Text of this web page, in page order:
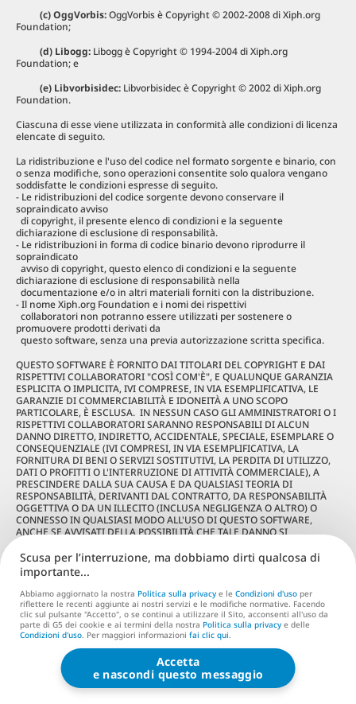
(с) OggVorbis:OggVorbis è Copyright © 2002-2008 di Xiph.org
Foundation;
(d) Libogg: Libogg è Copyright © 1994-2004 di Xiph.org
Foundation; e
(e) Libvorbisidec: Libvorbisidec è Copyright © 2002 di Xiph.org
Foundation.
Ciascuna di esse viene utilizzata in conformità alle condizioni di licenza
elencate di seguito.
La ridistribuzione e l'uso del codice nel formato sorgente e binario, con
o senza modifiche, sono operazioni consentite solo qualora vengano
soddisfatte le condizioni espresse di seguito.
- Le ridistribuzioni del codice sorgente devono conservare il
sopraindicato avviso
di copyright, il presente elenco di condizioni e la seguente
dichiarazione di esclusione di responsabilità.
- Le ridistribuzioni in forma di codice binario devono riprodurre il
sopraindicato
avviso di copyright, questo elenco di condizioni e la seguente
dichiarazione di esclusione di responsabilità nella
documentazione e/o in altri materiali forniti con la distribuzione.
- Il nome Xiph.org Foundation e i nomi dei rispettivi
collaboratori non potranno essere utilizzati per sostenere o
promuovere prodotti derivati ​​da
questo software, senza una previa autorizzazione scritta specifica.
QUESTO SOFTWARE È FORNITO DAI TITOLARI DEL COPYRIGHT E DAI
RISPETTIVI COLLABORATORI "COSÌ COM'È", E QUALUNQUE GARANZIA
ESPLICITA O IMPLICITA, IVI COMPRESE, IN VIA ESEMPLIFICATIVA, LE
GARANZIE DI COMMERCIABILITÀ E IDONEITÀ A UNO SCOPO
PARTICOLARE, È ESCLUSA. IN NESSUN CASO GLI AMMINISTRATORI O I
RISPETTIVI COLLABORATORI SARANNO RESPONSABILI DI ALCUN
DANNO DIRETTO, INDIRETTO, ACCIDENTALE, SPECIALE, ESEMPLARE O
CONSEQUENZIALE (IVI COMPRESI, IN VIA ESEMPLIFICATIVA, LA
FORNITURA DI BENI O SERVIZI SOSTITUTIVI, LA PERDITA DI UTILIZZO,
DATI O PROFITTI O L'INTERRUZIONE DI ATTIVITÀ COMMERCIALE), A
PRESCINDERE DALLA SUA CAUSA E DA QUALSIASI TEORIA DI
RESPONSABILITÀ, DERIVANTI DAL CONTRATTO, DA RESPONSABILITÀ
OGGETTIVA O DA UN ILLECITO (INCLUSA NEGLIGENZA O ALTRO) O
CONNESSO IN QUALSIASI MODO ALL'USO DI QUESTO SOFTWARE,
ANCHE SE AVVISATI DELLA POSSIBILITÀ CHE TALE DANNO SI
8. TinyXML e TinyXML2:
TinyXML è stato creato e viene mantenuto
da Lee Thomason, Yves Berquin, e Andrew Ellerton. TinyXML2 è stato
creato da Lee Thomason. Ognuno di essi è soggetto ai seguenti
termini:
Questo software viene fornito "così com'è", senza alcuna garanzia
espressa o implicita. In nessun caso gli autori saranno ritenuti
responsabili per eventuali danni derivanti dall'uso di questo software.
Con la presente si concede a chiunque l'autorizzazione a utilizzare
questo software per qualsiasi scopo, comprese le applicazioni
Scusa per l’interruzione, ma dobbiamo dirti qualcosa di
importante...
Abbiamo aggiornato la nostra Politica sulla privacy e le Condizioni d'uso per
riflettere le recenti aggiunte ai nostri servizi e le modifiche normative. Facendo
clic sul pulsante "Accetto", o se continui a utilizzare il Sito, acconsenti all'uso da
parte di G5 dei cookie e ai termini della nostra Politica sulla privacy e delle
Condizioni d'uso. Per maggiori informazioni fai clic qui.
Accetta
e nascondi questo messaggio